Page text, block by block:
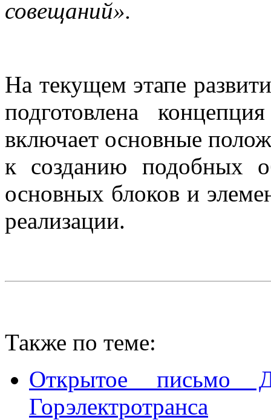
совещаний».
На текущем этапе
подготовлена
включает основные
к созданию подобных
основных блоков и
реализации.
Также по теме:
Открытое письмо
Горэлектротранса